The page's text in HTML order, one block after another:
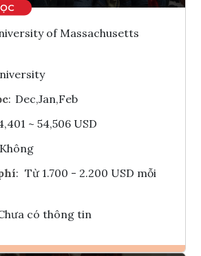
of Massachusetts
: Dec,Jan,Feb
~ 54,506 USD
Không
: Từ 1.700 - 2.200 USD mỗi
có thông tin